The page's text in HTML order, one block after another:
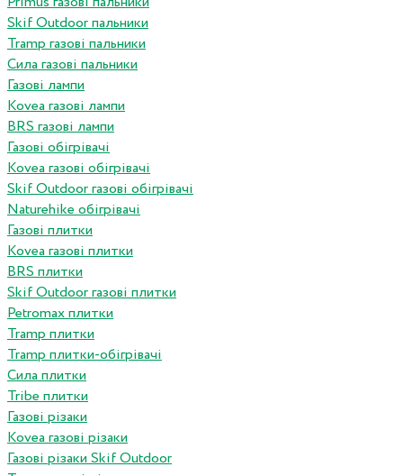
Skif Outdoor пальники
Tramp газові пальники
Сила газові пальники
Газові лампи
Kovea газові лампи
BRS газові лампи
Газові обігрівачі
Kovea газові обігрівачі
Skif Outdoor газові обігрівачі
Naturehike обігрівачі
Газові плитки
Kovea газові плитки
BRS плитки
Skif Outdoor газові плитки
Petromax плитки
Tramp плитки
Tramp плитки-обігрівачі
Сила плитки
Tribe плитки
Газові різаки
Kovea газові різаки
Газові різаки Skif Outdoor